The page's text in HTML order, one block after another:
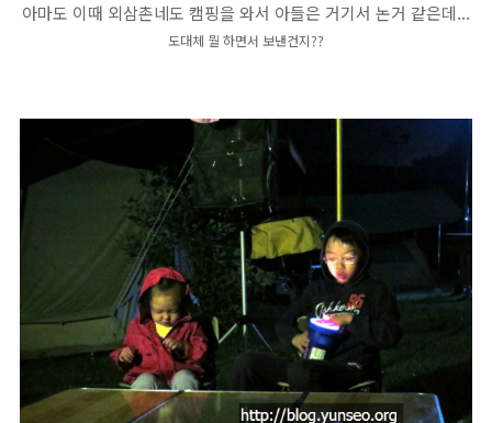
아마도 이때 외삼촌네도 캠핑을 와서 아들은 거기서 논거 같은데...
도대체 뭘 하면서 보낸건지??